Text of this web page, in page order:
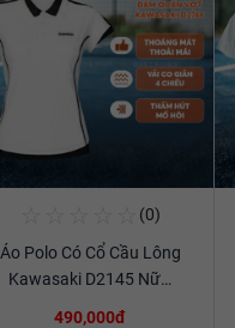
(0)
Áo Polo Có Cổ Cầu Lông
Kawasaki D2145 Nữ…
490,000đ